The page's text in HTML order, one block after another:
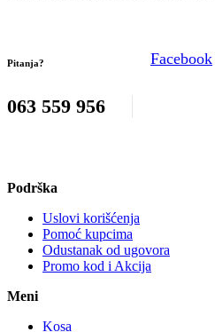
Pitanja?
063 559 956
Facebook
Podrška
Uslovi korišćenja
Pomoć kupcima
Odustanak od ugovora
Promo kod i Akcija
Meni
Kosa